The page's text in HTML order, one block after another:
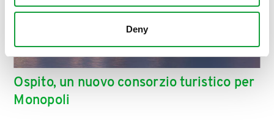
Deny
Ospito, un nuovo consorzio turistico per
Monopoli